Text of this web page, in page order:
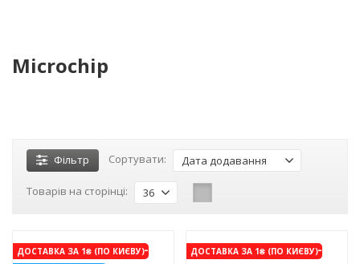
Microchip
Фільтр Сортувати: Дата додавання
Товарів на сторінці: 36
ДОСТАВКА ЗА 1₴ (ПО КИЄВУ)-3% ДОСТАВКА ЗА 1₴ (ПО КИЄВУ)-3%